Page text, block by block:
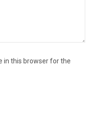
in this browser for the